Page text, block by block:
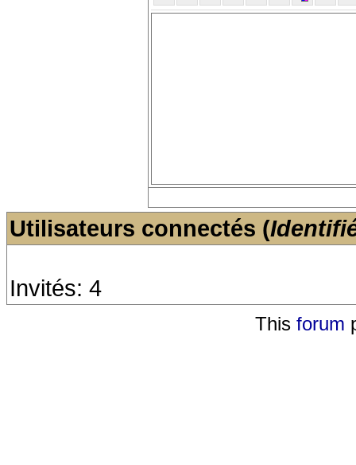
Utilisateurs connectés (
Invités: 4
This forum